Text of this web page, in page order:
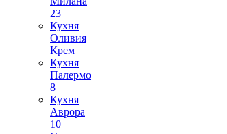
23
Кухня
Оливия
Крем
Кухня
Палермо
8
Кухня
Аврора
10